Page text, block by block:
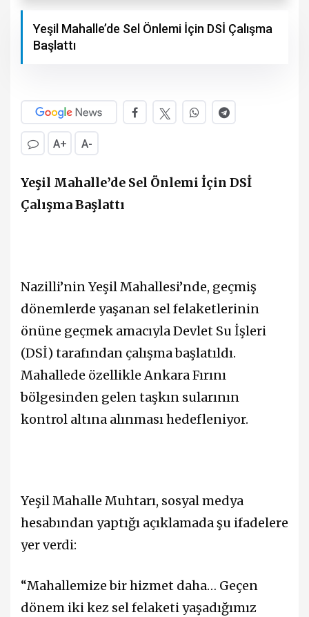
Yeşil Mahalle’de Sel Önlemi İçin DSİ Çalışma
Başlattı
A+ A-
Yeşil Mahalle’de Sel Önlemi İçin DSİ
Çalışma Başlattı
Nazilli’nin Yeşil Mahallesi’nde, geçmiş
dönemlerde yaşanan sel felaketlerinin
önüne geçmek amacıyla Devlet Su İşleri
(DSİ) tarafından çalışma başlatıldı.
Mahallede özellikle Ankara Fırını
bölgesinden gelen taşkın sularının
kontrol altına alınması hedefleniyor.
Yeşil Mahalle Muhtarı, sosyal medya
hesabından yaptığı açıklamada şu ifadelere
yer verdi:
“Mahallemize bir hizmet daha… Geçen
dönem iki kez sel felaketi yaşadığımız